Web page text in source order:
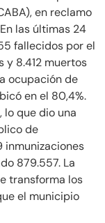
en reclamo
las últimas 24
fallecidos por el
y 8.412 muertos
ocupación de
en el 80,4%.
lo que dio una
de
inmunizaciones
879.557. La
transforma los
el municipio